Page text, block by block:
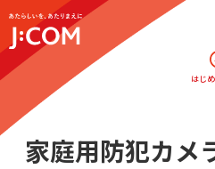
はじ
家庭用防犯カメ